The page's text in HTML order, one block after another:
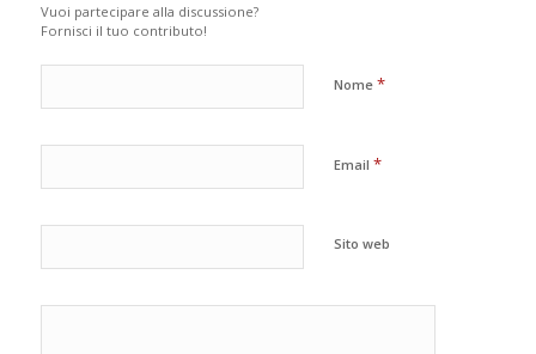
Vuoi partecipare alla discussione?
Fornisci il tuo contributo!
Nome *
Email *
Sito web